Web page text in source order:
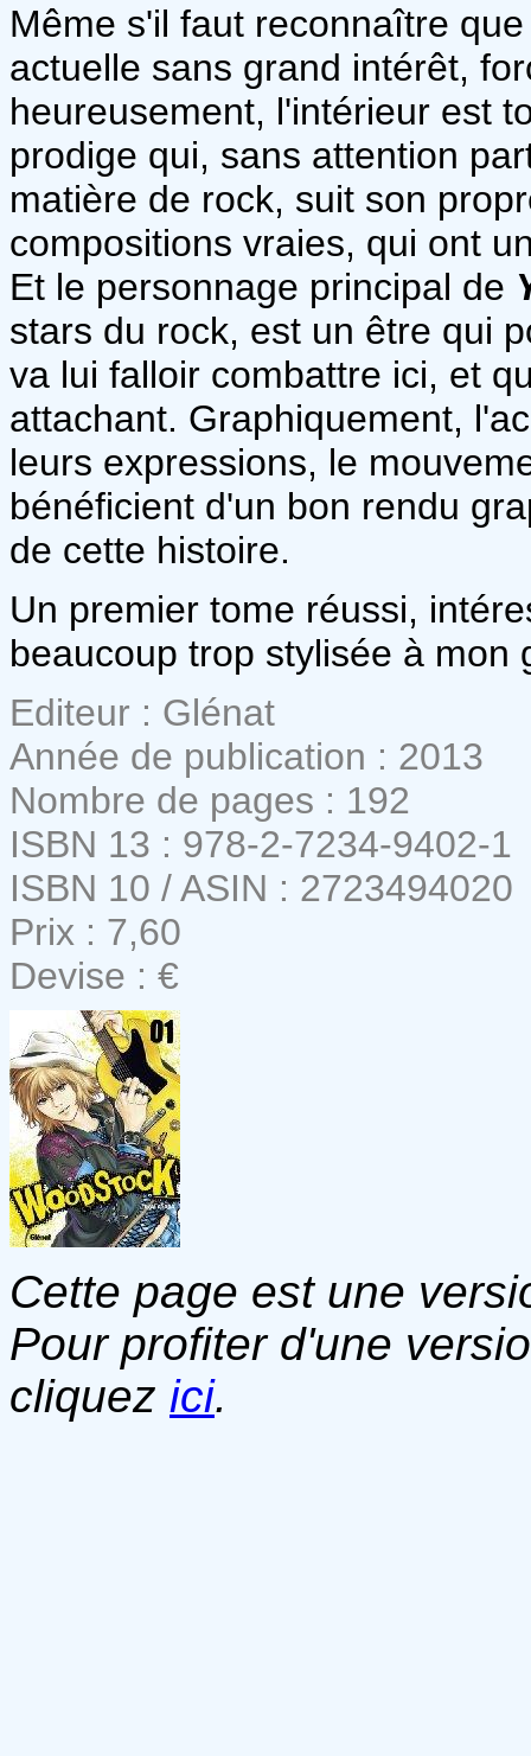
Même s'il faut reconnaître
actuelle sans grand intérêt,
heureusement, l'intérieur est
prodige qui, sans attention
matière de rock, suit son
compositions vraies, qui ont
Et le personnage principal de
stars du rock, est un être qui
va lui falloir combattre ici, et
attachant. Graphiquement,
leurs expressions, le
bénéficient d'un bon rendu
de cette histoire.
Un premier tome réussi,
beaucoup trop stylisée à mon
Editeur : Glénat
Année de publication : 2013
Nombre de pages : 192
ISBN 13 : 978-2-7234-9402-1
ISBN 10 / ASIN : 2723494020
Prix : 7,60
Devise : €
Cette page est une
Pour profiter d'une
cliquez ici.